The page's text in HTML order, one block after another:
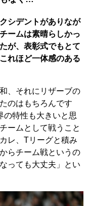
シデントがありなが
ームは素晴らしかっ
が、表彰式でもとて
れほど一体感のある
、それにリザーブの
のはもちろんです
の特性も大きいと思
ームとして戦うこと
レ、Tリーグと積み
らチーム戦というの
っても大丈夫」とい